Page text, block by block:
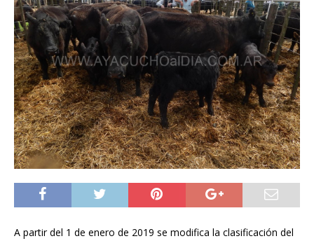
A partir del 1 de enero de 2019 se modifica la clasificación del